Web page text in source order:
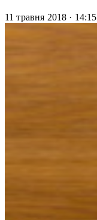
11 травня 2018 · 14:15